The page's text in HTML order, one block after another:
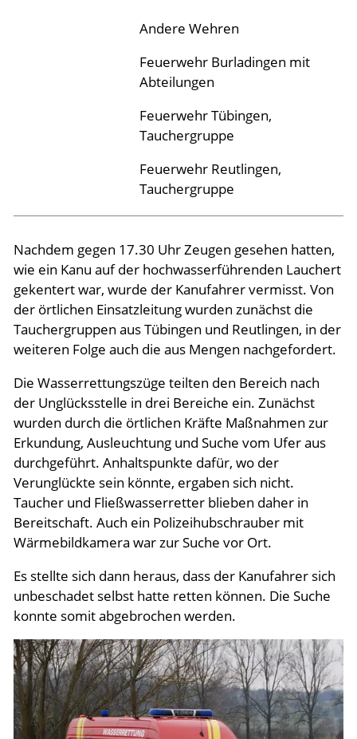
Andere Wehren
Feuerwehr Burladingen mit
Abteilungen
Feuerwehr Tübingen,
Tauchergruppe
Feuerwehr Reutlingen,
Tauchergruppe
Nachdem gegen 17.30 Uhr Zeugen gesehen hatten,
wie ein Kanu auf der hochwasserführenden Lauchert
gekentert war, wurde der Kanufahrer vermisst. Von
der örtlichen Einsatzleitung wurden zunächst die
Tauchergruppen aus Tübingen und Reutlingen, in der
weiteren Folge auch die aus Mengen nachgefordert.
Die Wasserrettungszüge teilten den Bereich nach
der Unglücksstelle in drei Bereiche ein. Zunächst
wurden durch die örtlichen Kräfte Maßnahmen zur
Erkundung, Ausleuchtung und Suche vom Ufer aus
durchgeführt. Anhaltspunkte dafür, wo der
Verunglückte sein könnte, ergaben sich nicht.
Taucher und Fließwasserretter blieben daher in
Bereitschaft. Auch ein Polizeihubschrauber mit
Wärmebildkamera war zur Suche vor Ort.
Es stellte sich dann heraus, dass der Kanufahrer sich
unbeschadet selbst hatte retten können. Die Suche
konnte somit abgebrochen werden.